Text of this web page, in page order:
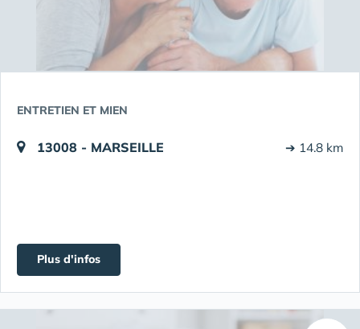
ENTRETIEN ET MIEN
13008 - MARSEILLE ➔ 14.8 km
Plus d'infos